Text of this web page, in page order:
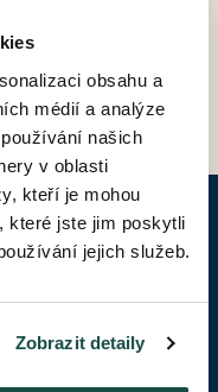
obsahu a
médií a analýze
našich
v oblasti
kteří je mohou
které jste jim poskytli
jejich služeb.
Zobrazit detaily